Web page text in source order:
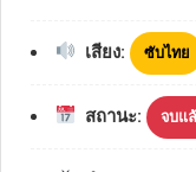
เสียง: ซับไทย
สถานะ: จบแ